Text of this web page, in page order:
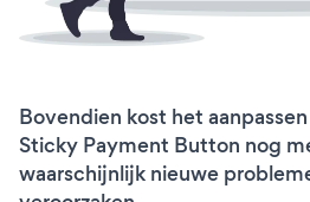
Bovendien kost het
Sticky Payment Button nog
waarschijnlijk nieuwe